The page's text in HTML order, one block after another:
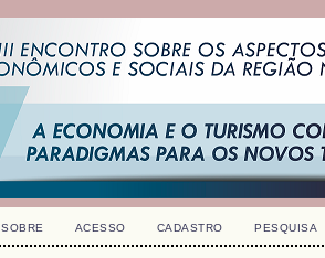
SOBRE ACESSO CADASTRO PESQUISA